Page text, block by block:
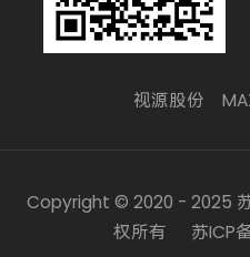
视源股份
Copyright © 2020 - 2025
权所有
苏ICP